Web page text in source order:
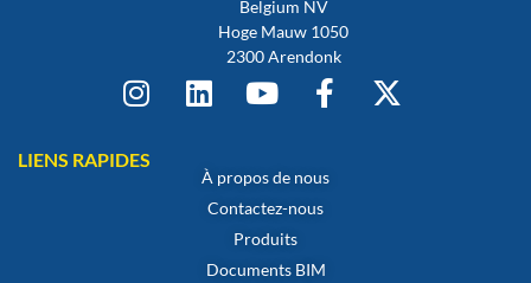
Belgium NV
Hoge Mauw 1050
2300 Arendonk
LIENS RAPIDES
À propos de nous
Contactez-nous
Produits
Documents BIM